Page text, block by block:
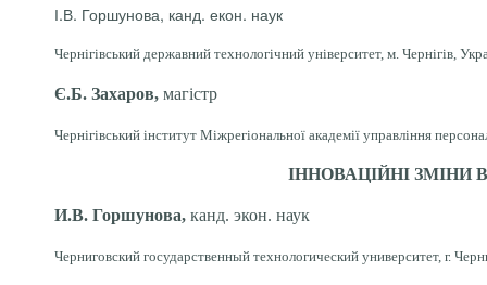
І.В. Горшунова, канд. екон. наук
Чернігівський державний технологічний університет, м. Чернігів,
Є.Б. Захаров, магістр
Чернігівський інститут Міжрегіональної академії управління
ІННОВАЦІЙНІ
И.В. Горшунова, канд. экон. наук
Черниговский государственный технологический университет, г.